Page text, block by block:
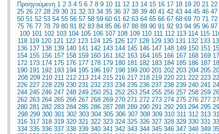
Προηγούμενη 1 2 3 4 5 6 7 8 9 10 11 12 13 14 15 16 17 18 19 20 21 22
25 26 27 28 29 30 31 32 33 34 35 36 37 38 39 40 41 42 43 44 45 46 47
50 51 52 53 54 55 56 57 58 59 60 61 62 63 64 65 66 67 68 69 70 71 72
75 76 77 78 79 80 81 82 83 84 85 86 87 88 89 90 91 92 93 94 95 96 97
100 101 102 103 104 105 106 107 108 109 110 111 112 113 114 115
118 119 120 121 122 123 124 125 126 127 128 129 130 131 132 133
136 137 138 139 140 141 142 143 144 145 146 147 148 149 150 151
154 155 156 157 158 159 160 161 162 163 164 165 166 167 168 169
172 173 174 175 176 177 178 179 180 181 182 183 184 185 186 187
190 191 192 193 194 195 196 197 198 199 200 201 202 203 204 205
208 209 210 211 212 213 214 215 216 217 218 219 220 221 222 223
226 227 228 229 230 231 232 233 234 235 236 237 238 239 240 241
244 245 246 247 248 249 250 251 252 253 254 255 256 257 258 259
262 263 264 265 266 267 268 269 270 271 272 273 274 275 276 277
280 281 282 283 284 285 286 287 288 289 290 291 292 293 294 295
298 299 300 301 302 303 304 305 306 307 308 309 310 311 312 313
316 317 318 319 320 321 322 323 324 325 326 327 328 329 330 331
334 335 336 337 338 339 340 341 342 343 344 345 346 347 348 349